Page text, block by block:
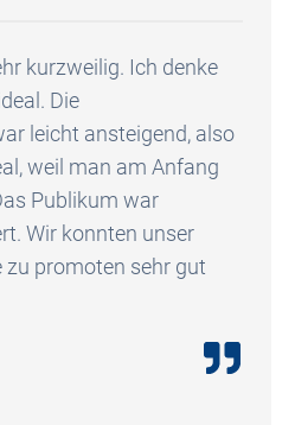
kurzweilig. Ich denke
Die
leicht ansteigend, also
weil man am Anfang
Publikum war
Wir konnten unser
zu promoten sehr gut